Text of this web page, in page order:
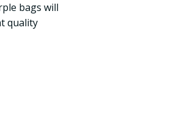
bags will
quality